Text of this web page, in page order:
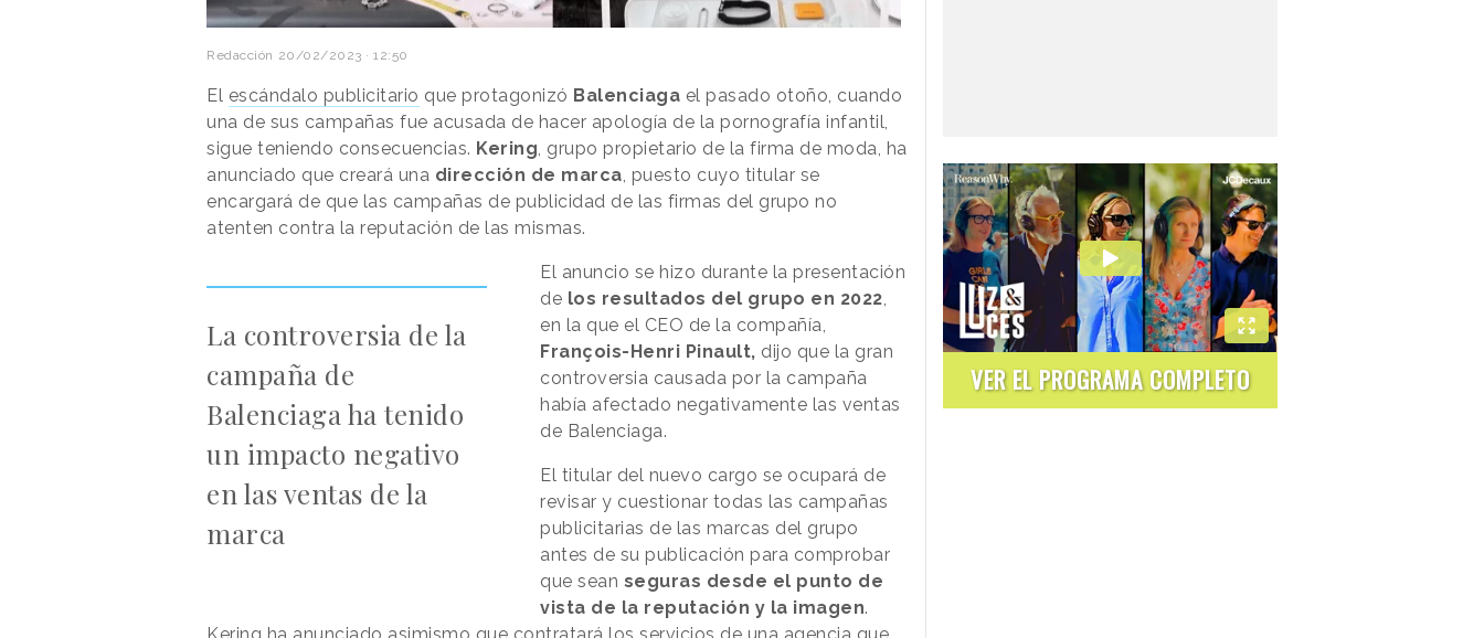
Redacción 20/02/2023 · 12:50
El escándalo publicitario que protagonizó Balenciaga el pasado otoño, cuando
una de sus campañas fue acusada de hacer apología de la pornografía infantil,
sigue teniendo consecuencias. Kering , grupo propietario de la firma de moda, ha
anunciado que creará una dirección de marca , puesto cuyo titular se
encargará de que las campañas de publicidad de las firmas del grupo no
atenten contra la reputación de las mismas.
La controversia de la
campaña de
Balenciaga ha tenido
un impacto negativo
en las ventas de la
marca
El anuncio se hizo durante la presentación
de los resultados del grupo en 2022
en la que el CEO de la compañía,
François-Henri Pinault, dijo que la gran
controversia causada por la campaña
había afectado negativamente las ventas
de Balenciaga.
El titular del nuevo cargo se ocupará de
revisar y cuestionar todas las campañas
publicitarias de las marcas del grupo
antes de su publicación para comprobar
que sean seguras desde el punto de
vista de la reputación y la imagen.
VER EL PROGRAMA COMPLETO